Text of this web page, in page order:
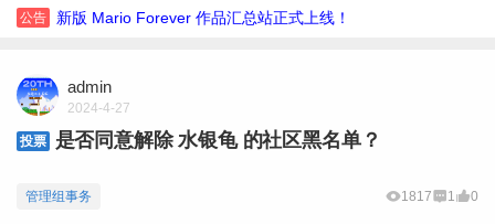
公告 新版 Mario Forever 作品汇总站正式上线！
admin
2024-4-27
投票 是否同意解除 水银龟 的社区黑名单？
管理组事务 1817 1 0